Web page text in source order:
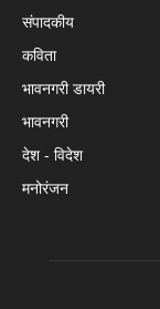
संपादकीय
कविता
भावनगरी डायरी
भावनगरी
देश - विदेश
मनोरंजन